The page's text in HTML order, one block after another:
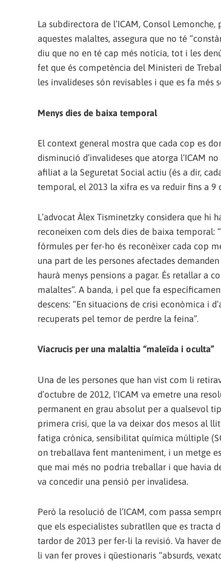
La subdirectora de l’ICAM, Consol
aquestes malaltes, assegura que no té
diu que no en té cap més notícia, tot i les
fet que és competència del Ministeri de
les invalideses són revisables i que es fa més
Menys dies de baixa temporal
El context general mostra que cada cop es
disminució d’invalideses que atorga l’ICAM
afiliat a la Seguretat Social actiu (és a dir,
temporal, el 2013 la xifra es va reduir fins a 9
L’advocat Àlex Tisminetzky considera que hi
reconeixen com dels dies de baixa temporal:
fórmules per fer-ho és reconèixer cada cop
una part de les persones afectades
haurà menys pensions a pagar. És retallar a
malaltes”. A banda, i pel que fa
descens: “En situacions de crisi econòmica i
recuperats pel temor de perdre la feina”.
Viacrucis per una malaltia “maleïda i oculta”
Una de les persones que han vist com li
d’octubre de 2012, l’ICAM va emetre una
permanent en grau absolut per a qualsevol
primera crisi, que la va deixar dos mesos al
fatiga crònica, sensibilitat química múltiple
on treballava fent manteniment, i un metge
que mai més no podria treballar i que havia
va concedir una pensió per invalidesa.
Però la resolució de l’ICAM, com passa
que els especialistes subratllen que es tracta
tardor de 2013 per fer-li la revisió. Va haver
li van fer proves i qüestionaris “absurds,